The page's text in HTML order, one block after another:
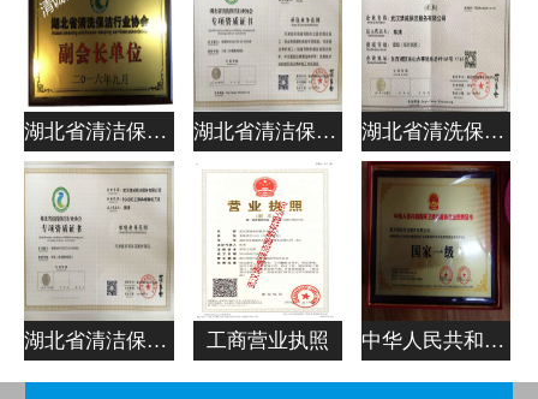
湖北省清洁保洁行业协会副会长单位 湖北省清洁保洁行业协会专项资质证书 湖北省清洗保洁行业协会资质证书
湖北省清洁保洁行业协会专项资质证书 工商营业执照 中华人民共和国清洁服务企业资质证书